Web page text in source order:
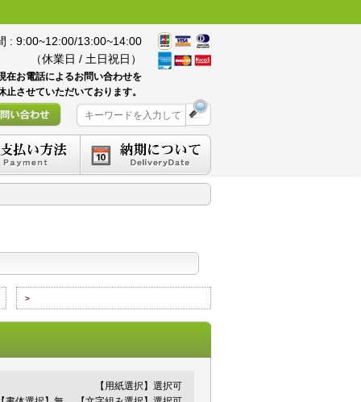
: 9:00~12:00/13:00~14:00
（休業日 / 土日祝日）
在お電話によるお問い合わせを
止させていただいております。
>
【用紙選択】選択可